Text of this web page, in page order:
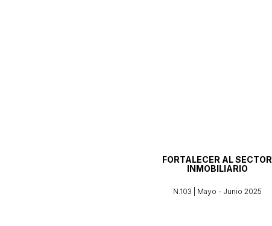
FORTALECER AL SECTOR
INMOBILIARIO
N.103 | Mayo - Junio 2025